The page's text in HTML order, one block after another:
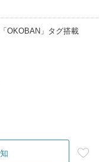
OKOBAN」タグ搭載